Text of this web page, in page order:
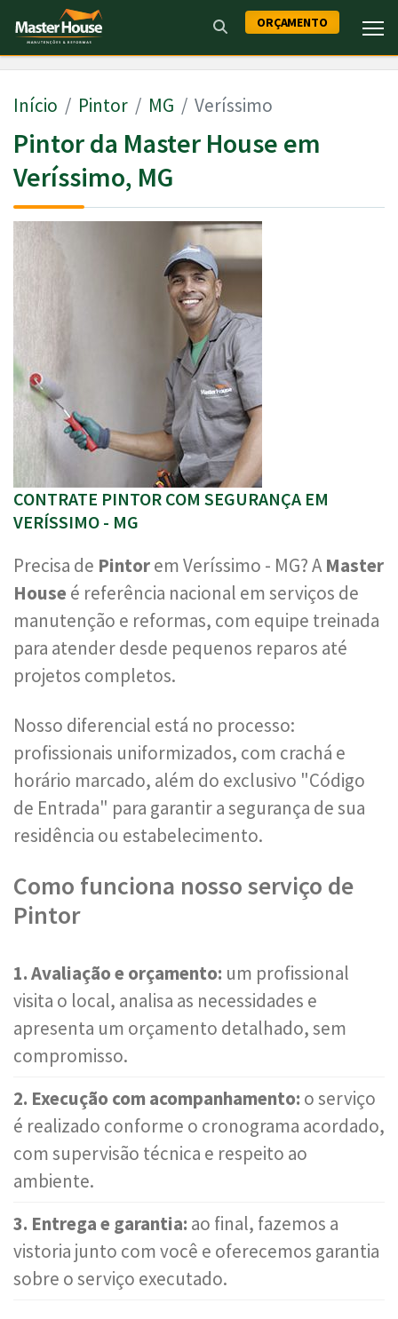
ORÇAMENTO
Início Pintor MG Veríssimo
Pintor da Master House em
Veríssimo, MG
CONTRATE PINTOR COM SEGURANÇA EM
VERÍSSIMO - MG
Precisa de Pintorem Veríssimo - MG? AMaster
House é referência nacional em serviços de
manutenção e reformas, com equipe treinada
para atender desde pequenos reparos até
projetos completos.
Nosso diferencial está no processo:
profissionais uniformizados, com crachá e
horário marcado, além do exclusivo "Código
de Entrada" para garantir a segurança de sua
residência ou estabelecimento.
Como funciona nosso serviço de
Pintor
1. Avaliação e orçamento: um profissional
visita o local, analisa as necessidades e
apresenta um orçamento detalhado, sem
compromisso.
2. Execução com acompanhamento: o serviço
é realizado conforme o cronograma acordado,
com supervisão técnica e respeito ao
ambiente.
3. Entrega e garantia: ao final, fazemos a
vistoria junto com você e oferecemos garantia
sobre o serviço executado.